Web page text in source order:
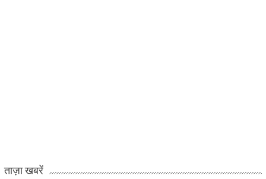
ताज़ा खबरें